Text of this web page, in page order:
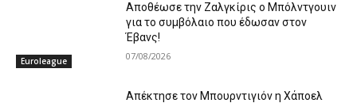
Euroleague
Aποθέωσε την Ζαλγκίρις ο Μπόλντγουιν
για το συμβόλαιο που έδωσαν στον
Έβανς!
07/08/2026
Απέκτησε τον Μπουρντιγιόν η Χάποελ